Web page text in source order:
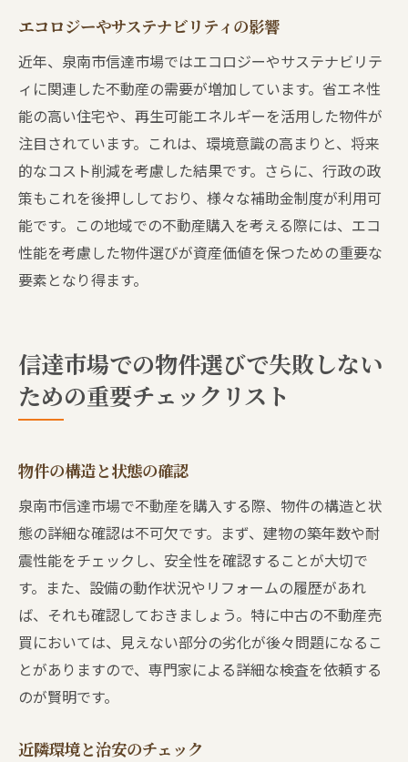
エコロジーやサステナビリティの影響
近年、泉南市信達市場ではエコロジーやサステナビリテ
ィに関連した不動産の需要が増加しています。省エネ性
能の高い住宅や、再生可能エネルギーを活用した物件が
注目されています。これは、環境意識の高まりと、将来
的なコスト削減を考慮した結果です。さらに、行政の政
策もこれを後押ししており、様々な補助金制度が利用可
能です。この地域での不動産購入を考える際には、エコ
性能を考慮した物件選びが資産価値を保つための重要な
要素となり得ます。
信達市場での物件選びで失敗しない
ための重要チェックリスト
物件の構造と状態の確認
泉南市信達市場で不動産を購入する際、物件の構造と状
態の詳細な確認は不可欠です。まず、建物の築年数や耐
震性能をチェックし、安全性を確認することが大切で
す。また、設備の動作状況やリフォームの履歴があれ
ば、それも確認しておきましょう。特に中古の不動産売
買においては、見えない部分の劣化が後々問題になるこ
とがありますので、専門家による詳細な検査を依頼する
のが賢明です。
近隣環境と治安のチェック